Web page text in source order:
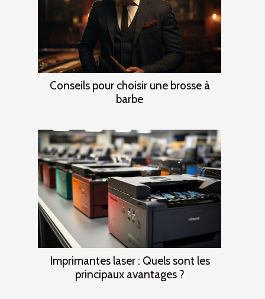
Conseils pour choisir une brosse à
barbe
Imprimantes laser : Quels sont les
principaux avantages ?